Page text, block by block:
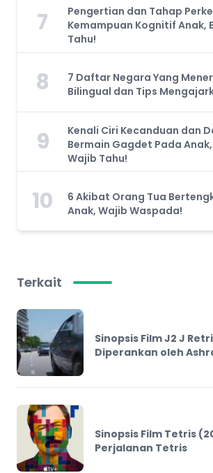
7
Pengertian dan Tahap
Kemampuan Kognitif Anak,
Tahu!
8
7 Daftar Negara Yang
Bilingual dan Tips
9
Kenali Ciri Kecanduan dan
Bermain Gagdet Pada
Wajib Tahu!
10
6 Akibat Orang Tua
Anak, Wajib Waspada!
Terkait
Sinopsis Film J2 J
Diperankan oleh
Sinopsis Film Tetris
Perjalanan Tetris